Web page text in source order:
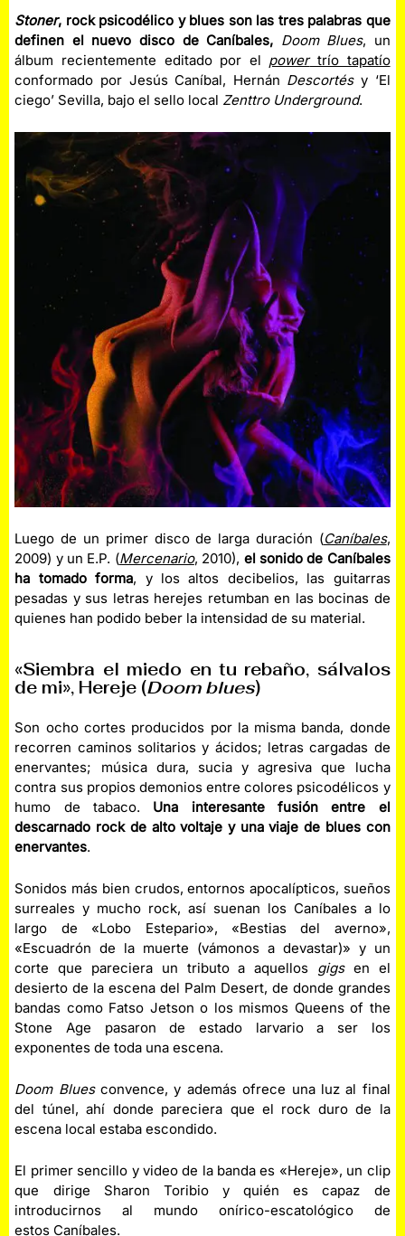
Stoner, rock psicodélico y blues son las tres palabras que
definen el nuevo disco de Caníbales, Doom Blues, un
álbum recientemente editado por el powertrío tapatío
conformado por Jesús Caníbal, Hernán Descortésy ‘El
ciego’ Sevilla, bajo el sello local Zenttro Underground.
Luego de un primer disco de larga duración (Caníbales,
2009) y un E.P. (Mercenario, 2010), el sonido de Caníbales
ha tomado forma, y los altos decibelios, las guitarras
pesadas y sus letras herejes retumban en las bocinas de
quienes han podido beber la intensidad de su material.
«Siembra el miedo en tu rebaño, sálvalos
de mi», Hereje (Doom blues)
Son ocho cortes producidos por la misma banda, donde
recorren caminos solitarios y ácidos; letras cargadas de
enervantes; música dura, sucia y agresiva que lucha
contra sus propios demonios entre colores psicodélicos y
humo de tabaco. Una interesante fusión entre el
descarnado rock de alto voltaje y una viaje de blues con
enervantes.
Sonidos más bien crudos, entornos apocalípticos, sueños
surreales y mucho rock, así suenan los Caníbales a lo
largo de «Lobo Estepario», «Bestias del averno»,
«Escuadrón de la muerte (vámonos a devastar)» y un
corte que pareciera un tributo a aquellos gigsen el
desierto de la escena del Palm Desert, de donde grandes
bandas como Fatso Jetson o los mismos Queens of the
Stone Age pasaron de estado larvario a ser los
exponentes de toda una escena.
Doom Bluesconvence, y además ofrece una luz al final
del túnel, ahí donde pareciera que el rock duro de la
escena local estaba escondido.
El primer sencillo y video de la banda es «Hereje», un clip
que dirige Sharon Toribio y quién es capaz de
introducirnos al mundo onírico-escatológico de
estos Caníbales.